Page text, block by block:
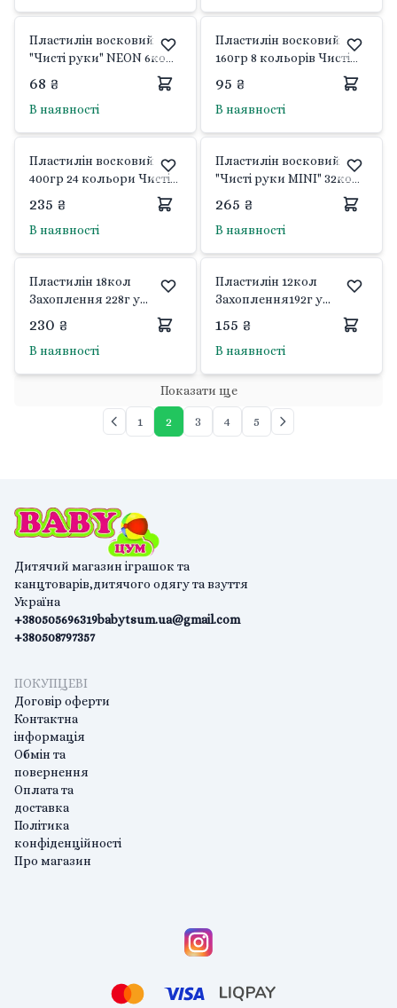
Пластилін восковий
"Чисті руки" NEON 6кол
100гр у коробці 7630C
Class
68 ₴
В наявності
Пластилін восковий
160гр 8 кольорів Чисті
Class
95 ₴
В наявності
Пластилін восковий
400гр 24 кольори Чисті
7655C Class
235 ₴
В наявності
Пластилін восковий
"Чисті руки MINI" 32кол
стек ECO 360гр у коробці
7656C Class
265 ₴
В наявності
Пластилін 18кол
Захоплення 228г у
коробці 200315 гамма
230 ₴
В наявності
Пластилін 12кол
Захоплення192г у
коробці 200312 гамма
155 ₴
В наявності
Показати ще
1 2 3 4 5
Дитячий магазин іграшок та
канцтоварів,дитячого одягу та взуття
Україна
+380505696319
+380508797357
babytsum.ua@gmail.com
ПОКУПЦЕВІ
Договір оферти
Контактна
інформація
Обмін та
повернення
Оплата та
доставка
Політика
конфіденційності
Про магазин